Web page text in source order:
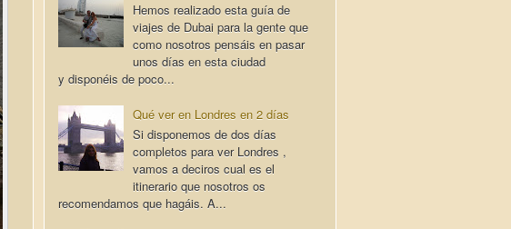
Hemos realizado esta guía de
viajes de Dubai para la gente que
como nosotros pensáis en pasar
unos días en esta ciudad
y disponéis de poco...
Qué ver en Londres en 2 días
Si disponemos de dos días
completos para ver Londres ,
vamos a deciros cual es el
itinerario que nosotros os
recomendamos que hagáis. A...